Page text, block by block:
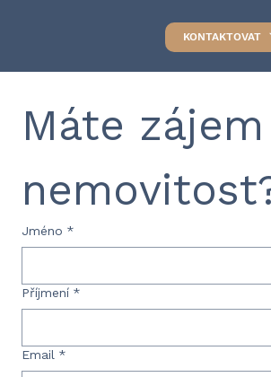
KONTAKTOVAT
Máte
Jméno *
Příjmení *
Email *